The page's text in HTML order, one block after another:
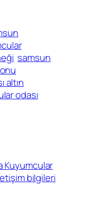
samsun
altın
odası
Kuyumcular
bilgileri